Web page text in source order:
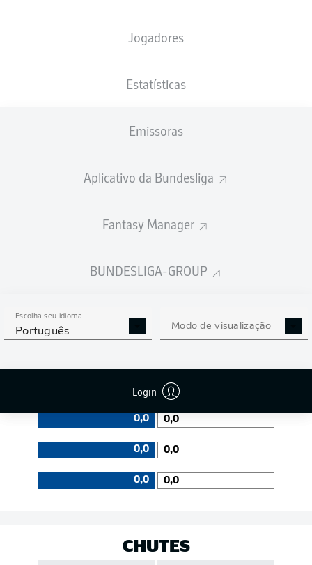
Jogadores
Estatísticas
Emissoras
Aplicativo da Bundesliga
Fantasy Manager
BUNDESLIGA-GROUP
Escolha seu idioma
Português Modo de visualização
Login
0
0 % Precisão 0 %
EFICIÊNCIA DE PASSES
0,0 0,0
0,0 0,0
0,0 0,0
CHUTES